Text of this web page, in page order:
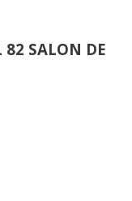
82 SALON DE